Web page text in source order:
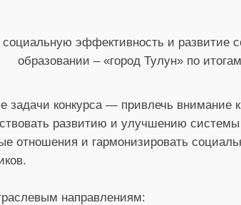
эффективность и развитие
образовании – «город Тулун» по
задачи конкурса — привлечь
развитию и улучшению системы
отношения и гармонизировать
направлениям: